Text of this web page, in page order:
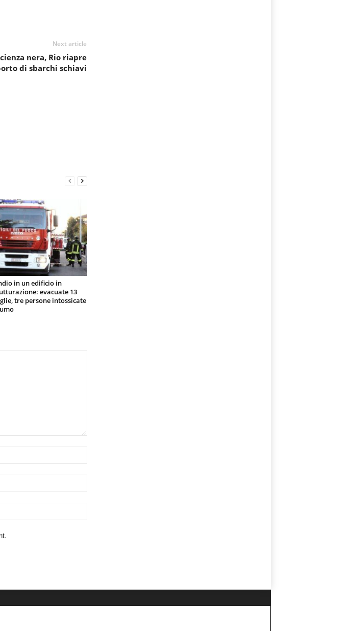
Next article
nera, Rio riapre
di sbarchi schiavi
in un edificio in
evacuate 13
tre persone intossicate